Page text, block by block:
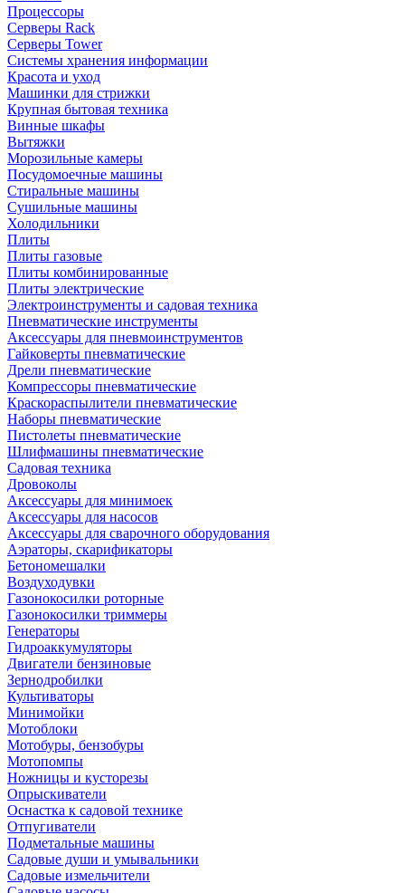
Процессоры
Серверы Rack
Серверы Tower
Системы хранения информации
Красота и уход
Машинки для стрижки
Крупная бытовая техника
Винные шкафы
Вытяжки
Морозильные камеры
Посудомоечные машины
Стиральные машины
Сушильные машины
Холодильники
Плиты
Плиты газовые
Плиты комбинированные
Плиты электрические
Электроинструменты и садовая техника
Пневматические инструменты
Аксессуары для пневмоинструментов
Гайковерты пневматические
Дрели пневматические
Компрессоры пневматические
Краскораспылители пневматические
Наборы пневматические
Пистолеты пневматические
Шлифмашины пневматические
Садовая техника
Дровоколы
Аксессуары для минимоек
Аксессуары для насосов
Аксессуары для сварочного оборудования
Аэраторы, скарификаторы
Бетономешалки
Воздуходувки
Газонокосилки роторные
Газонокосилки триммеры
Генераторы
Гидроаккумуляторы
Двигатели бензиновые
Зернодробилки
Культиваторы
Минимойки
Мотоблоки
Мотобуры, бензобуры
Мотопомпы
Ножницы и кусторезы
Опрыскиватели
Оснастка к садовой технике
Отпугиватели
Подметальные машины
Садовые души и умывальники
Садовые измельчители